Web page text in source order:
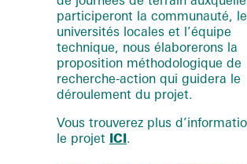
participeront la communauté,
universités locales et l’équipe
technique, nous élaborerons la
proposition méthodologique de
recherche-action qui guidera le
déroulement du projet.
Vous trouverez plus
le projet ICI.